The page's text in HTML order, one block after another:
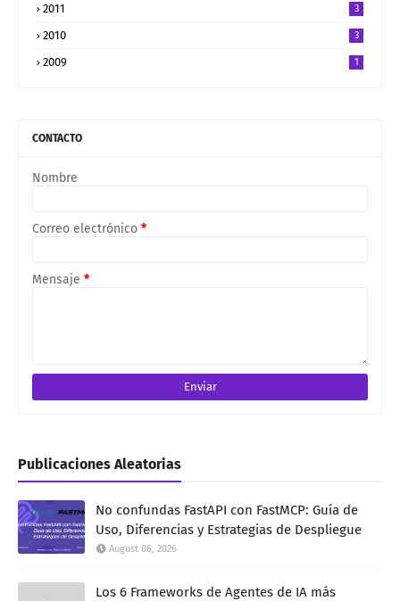
2011 3
2010 3
2009 1
CONTACTO
Nombre
Correo electrónico *
Mensaje *
Publicaciones Aleatorias
No confundas FastAPI con FastMCP: Guía de
Uso, Diferencias y Estrategias de Despliegue
August 06, 2026
Los 6 Frameworks de Agentes de IA más